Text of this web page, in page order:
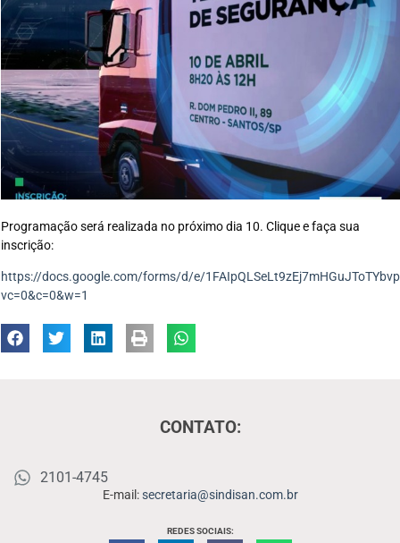
Programação será realizada no próximo dia 10. Clique e faça sua
inscrição:
https://docs.google.com/forms/d/e/
vc=0&c=0&w=1
CONTATO:
2101-4745
E-mail:secretaria@sindisan.com.br
REDES SOCIAIS: